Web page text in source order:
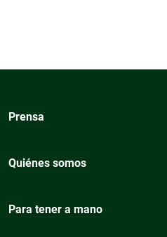
Prensa
Quiénes somos
Para tener a mano